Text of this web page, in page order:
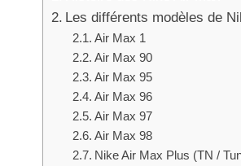
Les différents modèles de
Air Max 1
Air Max 90
Air Max 95
Air Max 96
Air Max 97
Air Max 98
Nike Air Max Plus (TN /